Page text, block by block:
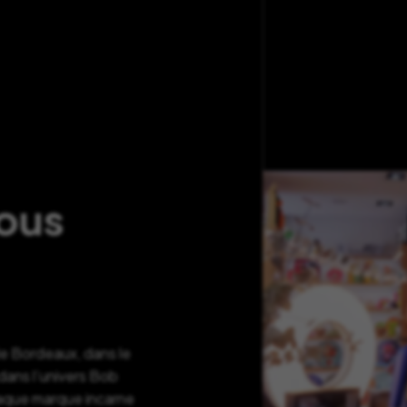
Bordeaux, dans le
l’univers Bob
marque incarne